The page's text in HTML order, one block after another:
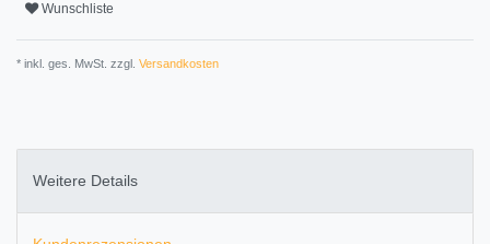
Wunschliste
* inkl. ges. MwSt. zzgl. Versandkosten
Weitere Details